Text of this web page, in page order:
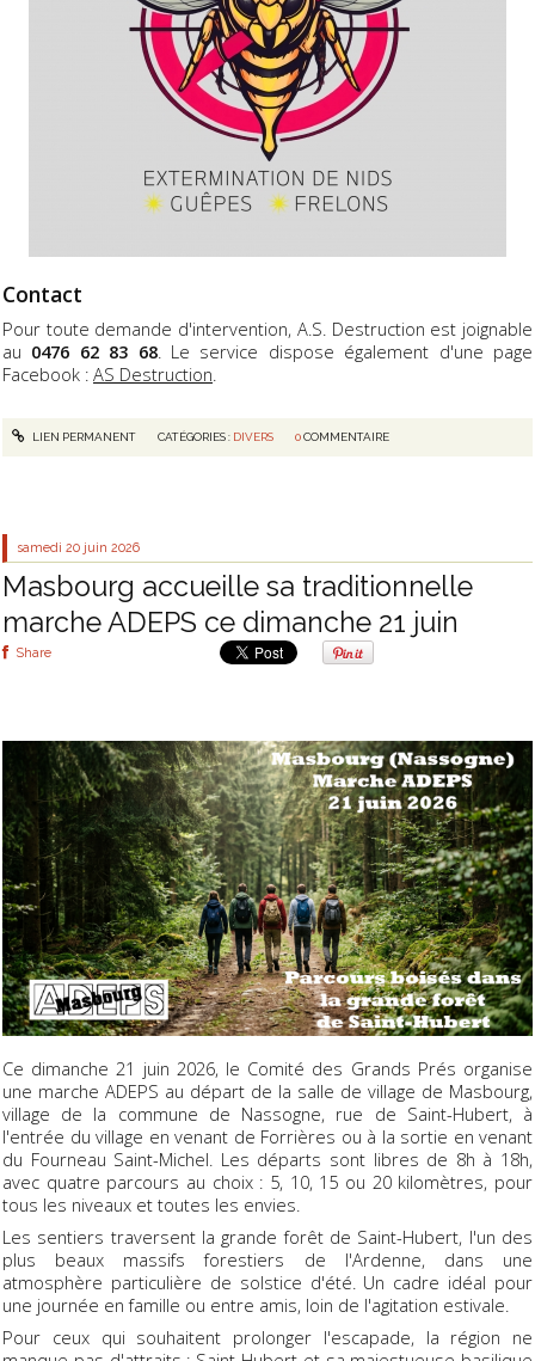
Contact
Pour toute demande d'intervention, A.S. Destruction est joignable
au 0476 62 83 68. Le service dispose également d'une page
Facebook : AS Destruction.
LIEN PERMANENT CATÉGORIES : DIVERS 0COMMENTAIRE
samedi 20 juin 2026
Masbourg accueille sa traditionnelle
marche ADEPS ce dimanche 21 juin
Share
Ce dimanche 21 juin 2026, le Comité des Grands Prés organise
une marche ADEPS au départ de la salle de village de Masbourg,
village de la commune de Nassogne, rue de Saint-Hubert, à
l'entrée du village en venant de Forrières ou à la sortie en venant
du Fourneau Saint-Michel. Les départs sont libres de 8h à 18h,
avec quatre parcours au choix : 5, 10, 15 ou 20 kilomètres, pour
tous les niveaux et toutes les envies.
Les sentiers traversent la grande forêt de Saint-Hubert, l'un des
plus beaux massifs forestiers de l'Ardenne, dans une
atmosphère particulière de solstice d'été. Un cadre idéal pour
une journée en famille ou entre amis, loin de l'agitation estivale.
Pour ceux qui souhaitent prolonger l'escapade, la région ne